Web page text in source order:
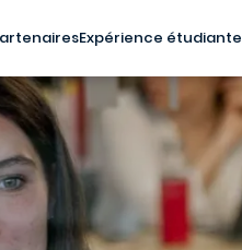
Expérience étudiante